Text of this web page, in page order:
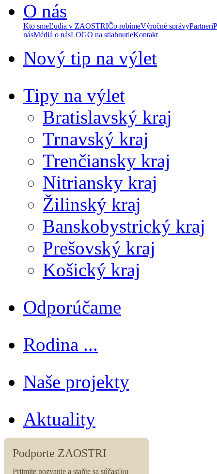
O nás
Kto smeĽudia v ZAOSTRIČo robímeVýročné správyPartneri
násMédiá o násLOGO na stiahnutieKontakt
Nový tip na výlet
Tipy na výlet
Bratislavský kraj
Trnavský kraj
Trenčiansky kraj
Nitriansky kraj
Žilinský kraj
Banskobystrický kraj
Prešovský kraj
Košický kraj
Odporúčame
Rodina ...
Naše projekty
Aktuality